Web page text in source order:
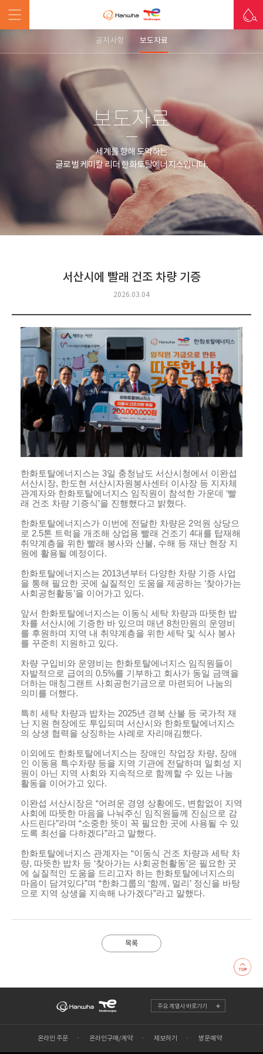
공지사항 보도자료
보도자료
세계를 향해 도약하는
글로벌 케미칼 리더 한화토탈에너지스입니다.
서산시에 빨래 건조 차량 기증
2026.03.04
한화토탈에너지스는 3일 충청남도 서산시청에서 이완섭
서산시장, 한도현 서산시자원봉사센터 이사장 등 지자체
관계자와 한화토탈에너지스 임직원이 참석한 가운데 ‘빨
래 건조 차량 기증식’을 진행했다고 밝혔다.
한화토탈에너지스가 이번에 전달한 차량은 2억원 상당으
로 2.5톤 트럭을 개조해 상업용 빨래 건조기 4대를 탑재해
취약계층을 위한 빨래 봉사와 산불, 수해 등 재난 현장 지
원에 활용될 예정이다.
한화토탈에너지스는 2013년부터 다양한 차량 기증 사업
을 통해 필요한 곳에 실질적인 도움을 제공하는 ‘찾아가는
사회공헌활동’을 이어가고 있다.
앞서 한화토탈에너지스는 이동식 세탁 차량과 따뜻한 밥
차를 서산시에 기증한 바 있으며 매년 8천만원의 운영비
를 후원하며 지역 내 취약계층을 위한 세탁 및 식사 봉사
를 꾸준히 지원하고 있다.
차량 구입비와 운영비는 한화토탈에너지스 임직원들이
자발적으로 급여의 0.5%를 기부하고 회사가 동일 금액을
더하는 매칭그랜트 사회공헌기금으로 마련되어 나눔의
의미를 더했다.
특히 세탁 차량과 밥차는 2025년 경북 산불 등 국가적 재
난 지원 현장에도 투입되며 서산시와 한화토탈에너지스
의 상생 협력을 상징하는 사례로 자리매김했다.
이외에도 한화토탈에너지스는 장애인 작업장 차량, 장애
인 이동용 특수차량 등을 지역 기관에 전달하며 일회성 지
원이 아닌 지역 사회와 지속적으로 함께할 수 있는 나눔
활동을 이어가고 있다.
이완섭 서산시장은 “어려운 경영 상황에도, 변함없이 지역
사회에 따뜻한 마음을 나눠주신 임직원들께 진심으로 감
사드린다”라며 “소중한 뜻이 꼭 필요한 곳에 사용될 수 있
도록 최선을 다하겠다”라고 말했다.
한화토탈에너지스 관계자는 “이동식 건조 차량과 세탁 차
량, 따뜻한 밥차 등 ‘찾아가는 사회공헌활동’은 필요한 곳
에 실질적인 도움을 드리고자 하는 한화토탈에너지스의
마음이 담겨있다”며 “한화그룹의 ‘함께 , 멀리’ 정신을 바탕
으로 지역 상생을 지속해 나가겠다”라고 말했다.
목록
주요 계열사 바로가기
온라인 주문 온라인구매/계약 제보하기 방문예약